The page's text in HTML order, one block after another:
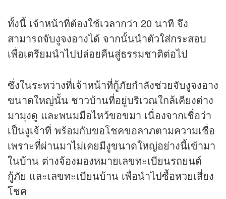
ทั้งนี้ เจ้าหน้าที่ต้องใช้เวลากว่า 20 นาที จึง
สามารถจับงูจงอางได้ จากนั้นนำตัวใส่กระสอบ
เพื่อเตรียมนำไปปล่อยคืนสู่ธรรมชาติต่อไป
ซึ่งในระหว่างที่เจ้าหน้าที่กู้ภัยกำลังช่วยจับงูจงอาง
ขนาดใหญ่นั้น ชาวบ้านที่อยู่บริเวณใกล้เคียงต่าง
มามุงดู และพนมมือไหว้ขอขมา เนื่องจากเชื่อว่า
เป็นงูเจ้าที่ พร้อมกับขอโชคขอลาภตามความเชื่อ
เพราะที่ผ่านมาไม่เคยมีงูขนาดใหญ่อย่างนี้เข้ามา
ในบ้าน ต่างจ้องมองหมายเลขทะเบียนรถยนต์
กู้ภัย และเลขทะเบียนบ้าน เพื่อนำไปซื้อหวยเสี่ยง
โชค